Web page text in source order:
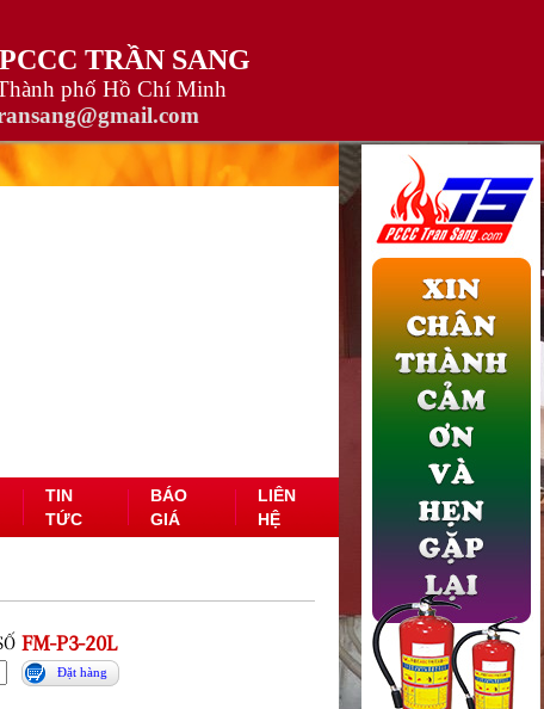
TRẦN SANG
phố Hồ Chí Minh
TIN
TỨC
BÁO
GIÁ
LIÊN
HỆ
FM-P3-20L
Đặt hàng